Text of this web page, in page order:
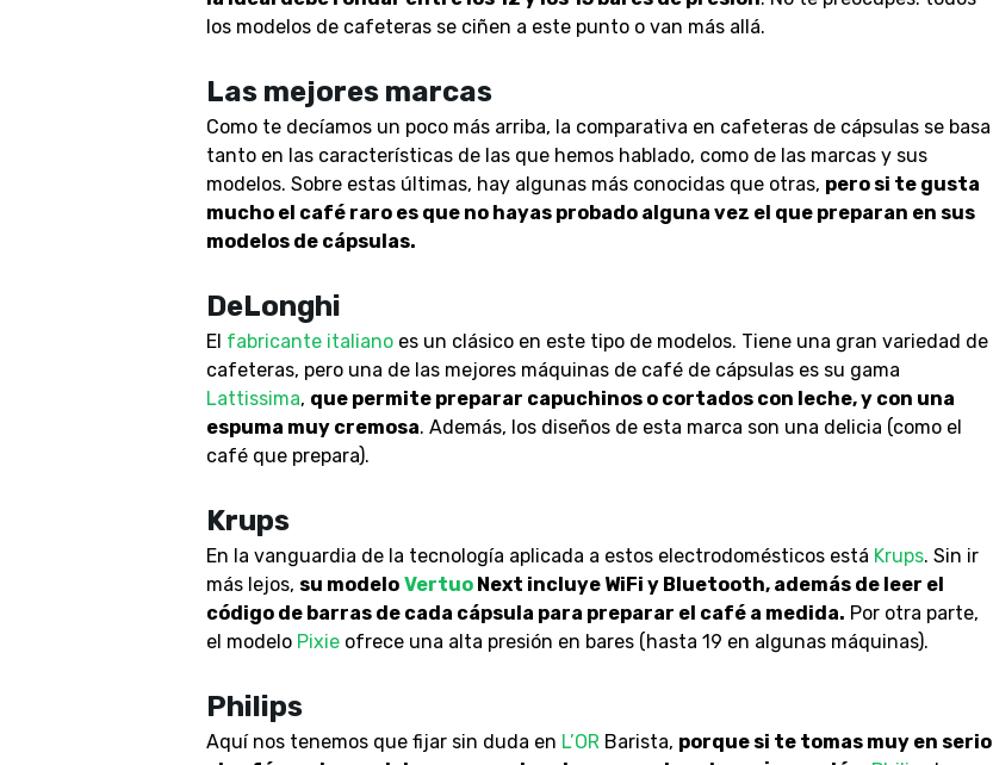
los modelos de cafeteras se ciñen a este punto o van más allá.
Las mejores marcas
Como te decíamos un poco más arriba, la comparativa en cafeteras de cápsulas se basa
tanto en las características de las que hemos hablado, como de las marcas y sus
modelos. Sobre estas últimas, hay algunas más conocidas que otras, pero si te gusta
mucho el café raro es que no hayas probado alguna vez el que preparan en sus
modelos de cápsulas.
DeLonghi
El fabricante italianoes un clásico en este tipo de modelos. Tiene una gran variedad de
cafeteras, pero una de las mejores máquinas de café de cápsulas es su gama
Lattissima, que permite preparar capuchinos o cortados con leche, y con una
espuma muy cremosa. Además, los diseños de esta marca son una delicia (como el
café que prepara).
Krups
En la vanguardia de la tecnología aplicada a estos electrodomésticos está Krups. Sin ir
más lejos, su modelo VertuoNext incluye WiFi y Bluetooth, además de leer el
código de barras de cada cápsula para preparar el café a medida. Por otra parte,
el modelo Pixieofrece una alta presión en bares (hasta 19 en algunas máquinas).
Philips
Aquí nos tenemos que fijar sin duda en L’ORBarista, porque si te tomas muy en serio